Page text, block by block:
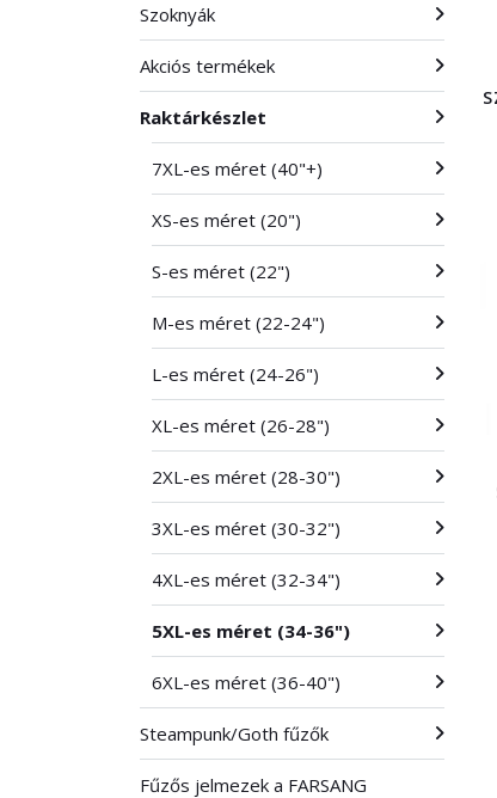
Szoknyák
Akciós termékek
Raktárkészlet
7XL-es méret (40"+)
XS-es méret (20")
S-es méret (22")
M-es méret (22-24")
L-es méret (24-26")
XL-es méret (26-28")
2XL-es méret (28-30")
3XL-es méret (30-32")
4XL-es méret (32-34")
5XL-es méret (34-36")
6XL-es méret (36-40")
Steampunk/Goth fűzők
Fűzős jelmezek a FARSANG